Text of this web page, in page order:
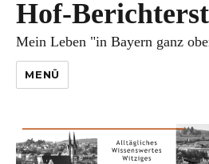
Hof-
Mein Leben "in Bayern ganz
MENÜ